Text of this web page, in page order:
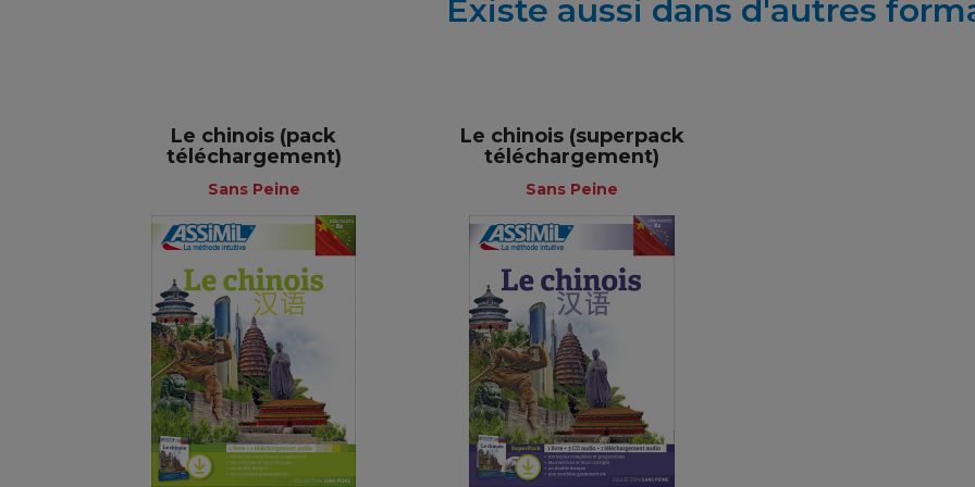
Existe aussi dans d'autres
Le chinois (pack
téléchargement)
Sans Peine
+
Sans Peine
54,90 €
Le chinois (superpack
téléchargement)
Sans Peine
+ +
Sans Peine
65,90 €